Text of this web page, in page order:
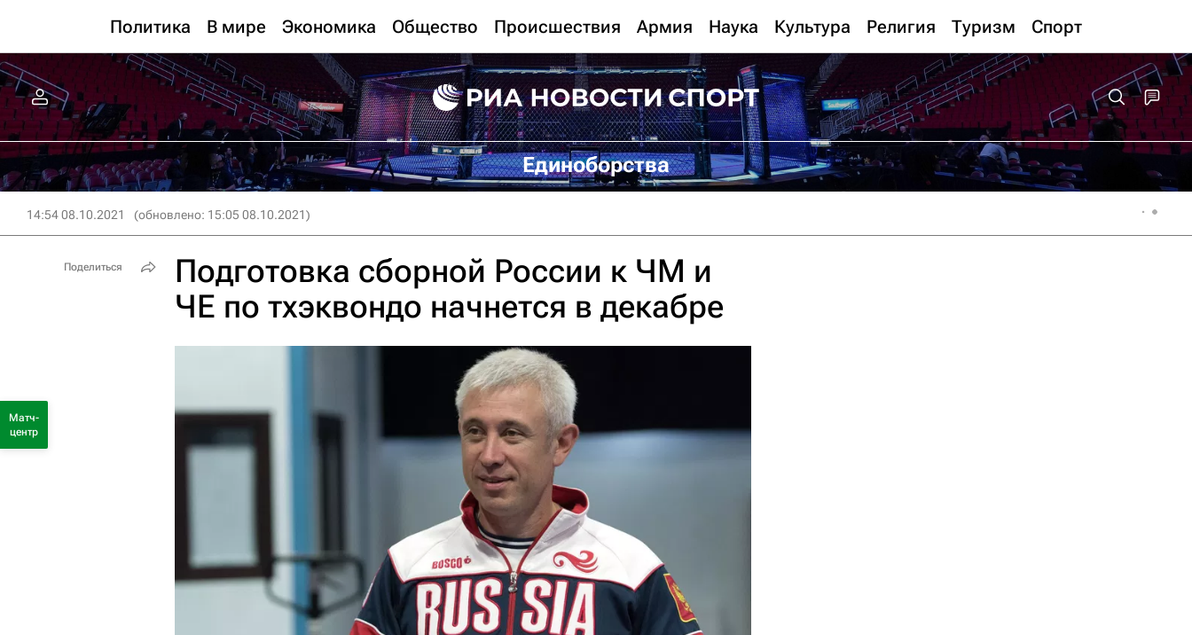
Политика В мире Экономика Общество Происшествия Армия Наука Культура Религия Туризм Спорт
Единоборства
14:54 08.10.2021 (обновлено: 15:05 08.10.2021)
Подготовка сборной России к ЧМ и
ЧЕ по тхэквондо начнется в декабре
Поделиться
Матч-
центр